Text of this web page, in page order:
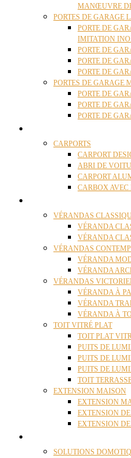
MANŒUVRE
PORTES DE GARAGE
PORTE DE
IMITATION
PORTE DE
PORTE DE
PORTE DE
PORTES DE GARAGE
PORTE DE
PORTE DE
PORTE DE
CARPORTS
CARPORT
ABRI DE
CARPORT
CARBOX AVEC
VÉRANDAS
VÉRANDA
VÉRANDA
VÉRANDAS
VÉRANDA
VÉRANDA
VÉRANDAS
VÉRANDA À
VÉRANDA
VÉRANDA À
TOIT VITRÉ PLAT
TOIT PLAT
PUITS DE
PUITS DE
PUITS DE
TOIT
EXTENSION MAISON
EXTENSION
EXTENSION
EXTENSION
SOLUTIONS